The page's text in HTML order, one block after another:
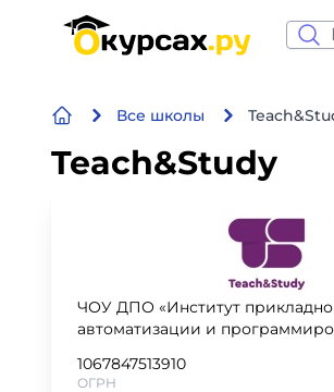
Все школы
Teach&Study
ЧОУ ДПО «Институт
автоматизации и
1067847513910
ОГРН
Бизнес и финансы
Аналитика
Видео, фото, аудио